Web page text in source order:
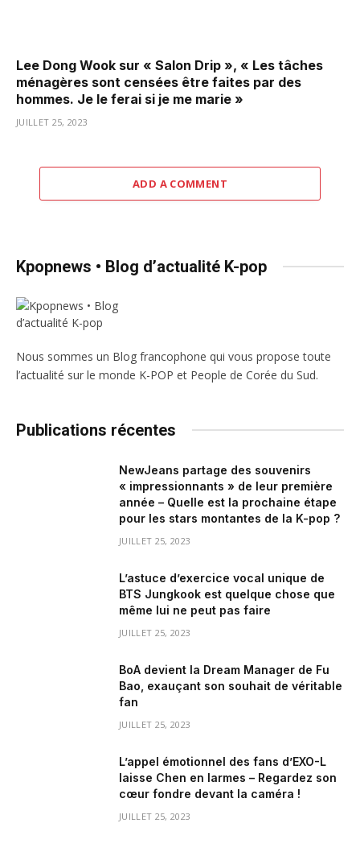
Lee Dong Wook sur « Salon Drip », « Les tâches
ménagères sont censées être faites par des
hommes. Je le ferai si je me marie »
JUILLET 25, 2023
ADD A COMMENT
Kpopnews • Blog d’actualité K-pop
Nous sommes un Blog francophone qui vous propose toute
l’actualité sur le monde K-POP et People de Corée du Sud.
Publications récentes
NewJeans partage des souvenirs
« impressionnants » de leur première
année – Quelle est la prochaine étape
pour les stars montantes de la K-pop ?
JUILLET 25, 2023
L’astuce d’exercice vocal unique de
BTS Jungkook est quelque chose que
même lui ne peut pas faire
JUILLET 25, 2023
BoA devient la Dream Manager de Fu
Bao, exauçant son souhait de véritable
fan
JUILLET 25, 2023
L’appel émotionnel des fans d’EXO-L
laisse Chen en larmes – Regardez son
cœur fondre devant la caméra !
JUILLET 25, 2023